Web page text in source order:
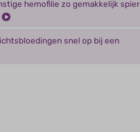
hemofilie zo gemakkelijk
snel op bij een